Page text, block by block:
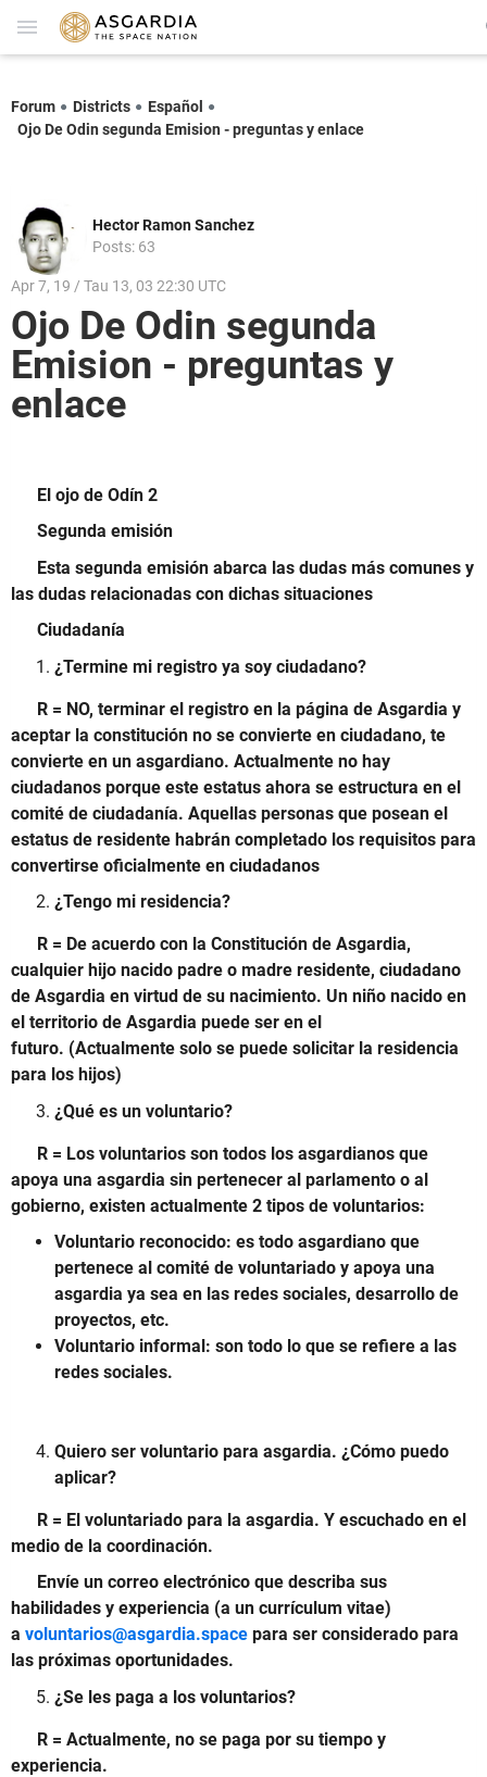
Forum Districts
Español
Ojo De Odin segunda Emision - preguntas y enlace
Hector Ramon Sanchez
Posts: 63
Apr 7, 19 / Tau 13, 03 22:30 UTC
Ojo De Odin segunda
Emision - preguntas y
enlace
El ojo de Odín 2
Segunda emisión
Esta segunda emisión abarca las dudas más comunes y
las dudas relacionadas con dichas situaciones
Ciudadanía
¿Termine mi registro ya soy ciudadano?
R = NO, terminar el registro en la página de Asgardia y
aceptar la constitución no se convierte en ciudadano, te
convierte en un asgardiano. Actualmente no hay
ciudadanos porque este estatus ahora se estructura en el
comité de ciudadanía. Aquellas personas que posean el
estatus de residente habrán completado los requisitos para
convertirse oficialmente en ciudadanos
¿Tengo mi residencia?
R = De acuerdo con la Constitución de Asgardia,
cualquier hijo nacido padre o madre residente, ciudadano
de Asgardia en virtud de su nacimiento. Un niño nacido en
el territorio de Asgardia puede ser en el
futuro. (Actualmente solo se puede solicitar la residencia
para los hijos)
¿Qué es un voluntario?
R = Los voluntarios son todos los asgardianos que
apoya una asgardia sin pertenecer al parlamento o al
gobierno, existen actualmente 2 tipos de voluntarios:
Voluntario reconocido: es todo asgardiano que
pertenece al comité de voluntariado y apoya una
asgardia ya sea en las redes sociales, desarrollo de
proyectos, etc.
Voluntario informal: son todo lo que se refiere a las
redes sociales.
Quiero ser voluntario para asgardia. ¿Cómo puedo
aplicar?
R = El voluntariado para la asgardia. Y escuchado en el
medio de la coordinación.
Envíe un correo electrónico que describa sus
habilidades y experiencia (a un currículum vitae)
a voluntarios@asgardia.space para ser considerado para
las próximas oportunidades.
¿Se les paga a los voluntarios?
R = Actualmente, no se paga por su tiempo y
experiencia.